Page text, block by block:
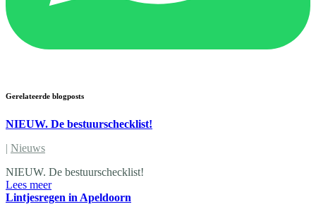
Gerelateerde blogposts
NIEUW. De bestuurschecklist!
| Nieuws
NIEUW. De bestuurschecklist!
Lees meer
Lintjesregen in Apeldoorn